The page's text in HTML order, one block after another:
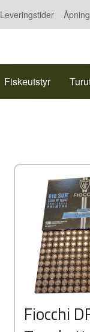
Leveringstider
Fiskeutstyr
Fiocchi